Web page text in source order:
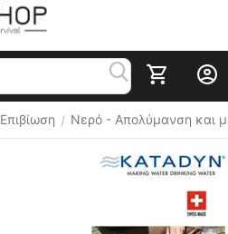
Επιβίωση / Nερό - Απολύμανση και